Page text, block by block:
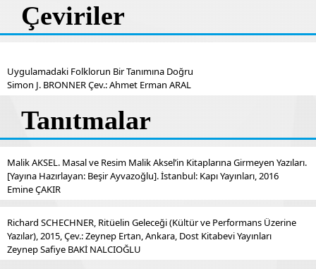
Çeviriler
Uygulamadaki Folklorun Bir Tanımına Doğru
Simon J. BRONNER Çev.: Ahmet Erman ARAL
Tanıtmalar
Malik AKSEL. Masal ve Resim Malik Aksel’in Kitaplarına Girmeyen Yazıları.
[Yayına Hazırlayan: Beşir Ayvazoğlu]. İstanbul: Kapı Yayınları, 2016
Emine ÇAKIR
Richard SCHECHNER, Ritüelin Geleceği (Kültür ve Performans Üzerine
Yazılar), 2015, Çev.: Zeynep Ertan, Ankara, Dost Kitabevi Yayınları
Zeynep Safiye BAKİ NALCIOĞLU